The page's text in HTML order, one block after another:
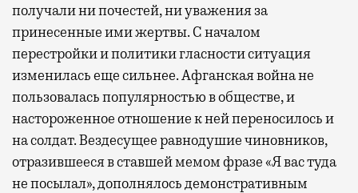
получали ни почестей, ни уважения за
принесенные ими жертвы. С началом
перестройки и политики гласности ситуация
изменилась еще сильнее. Афганская война не
пользовалась популярностью в обществе, и
настороженное отношение к ней переносилось и
на солдат. Вездесущее равнодушие чиновников,
отразившееся в ставшей мемом фразе «Я вас туда
не посылал», дополнялось демонстративным